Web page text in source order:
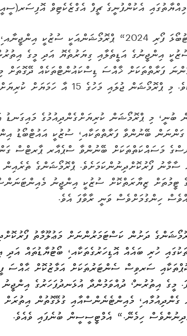
އެކުންފުނީގެ ޗީފް އެގްޒެކެޓިވް
”ސުޒުކީ ފުޓުބޯޅަ ފޯރި 2024“ ޕްރޮމޯޝަންއަކީ
އިންޖީނުގެ އަޑީތެލާއި ގިޔަރުތެޔޮ އަދި މީގެ
މަހުގެ 15 އާ ހަމަޔަށް ކުރިޔަށްދާނެކަމަށް އެމްޓީސީސީން ބުންޏެވެ.
ބުނީ، މި ޕްރޮމޯޝަން ކުރިޔަށްގެންދިއުމުގެ މައިގަނޑު
ގަންނަން ބޭނުންވާ ފަރާތްތަކާއ،ި ސުޒުކީ އައުޓްބޯޑު
މަސައްކަތްތަކަށް ބޭނުންވާ ސްޕެއާރ ޕާރޓްސް
ސާމާނު ފޯރުކޮށްދިނުންކަމަށެވެ. ޕްރޮމޯޝަންގެ ތެރެއިން
ޓީމުތަށް ޒިޔާރަތްކޮށް ސުޒުކީ އިންޖީނު
ހިންގުމަށްވެސް ވަނީ ރާވާފަ އެވެ.
ދަށުން ކަސްޓަމަރުންނަށް މަޢުލޫމާތު
ހުރި ބައެއް އޮޑިހަރުގެތަކާއ،ި ބޯޓުޔާޑުތައް
ސަރވިސް ސެންޓަރުތަކަށް އަމާޒުކޮށް ޙާއްސަ
މީގެ އިތުރުނ،ް ދުއްވަމުންދާ އުޅަނދުފަހަރުގެ
ގެންދިއުމާއ،ި މެއިންޓެނެންސްއާއި ގުޅޭގޮތުން އިތުރަށް
ހިމެނޭ.“ އެމްޓީސީސީން ބުނެފައި ވެއެވެ.